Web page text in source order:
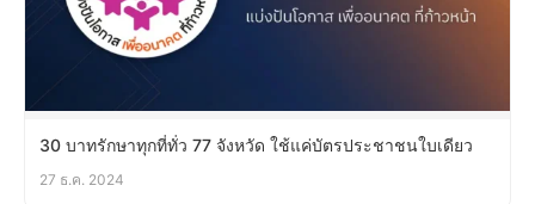
30 บาทรักษาทุกที่ทั่ว 77 จังหวัด ใช้แค่บัตรประชาชนใบเดียว
27 ธ.ค. 2024